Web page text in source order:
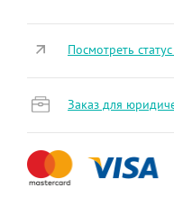
Посмотреть
Заказ для